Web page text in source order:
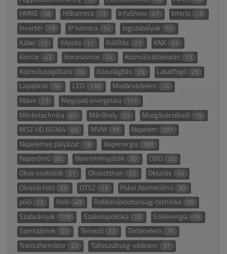
HMKE 18 Hőkamera 13 InfoShow 47 Interjú 13
Inverter 19 IP kamera 14 Jogszabályok 53
Kábel 15 Képzés 17 Kiállítás 23 KNX 32
Kontár 43 Koronavírus 24 Közműcsatlakozás 13
Közműszolgáltató 16 Közvilágítás 26 Lakatfogó 25
Lapajánló 16 LED 138 Madárvédelem 14
Mavir 23 Megújuló energetika 111
Méréstechnika 61 Mérőhely 23 Mozgásérzékelő 15
MSZ HD 60364 45 MVM 19 Napelem 207
Napelemes pályázat 18 Napenergia 180
Naperőmű 85 Nyereményjáték 30 OBO 20
Okos eszközök 21 Okosotthon 33 Oktatás 14
Olvasói fotó 33 OTSZ 13 Paksi Atomerőmű 30
póló 13 Relé 40 Robbanásbiztonság-technika 30
Szabványok 158 Szakmapolitika 15 Szélenergia 19
Szerszámok 23 Tervező 13 Történelem 15
Transzformátor 23 Túlfeszültség-védelem 37